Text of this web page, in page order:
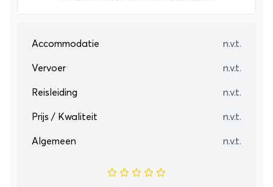
Accommodatie n.v.t.
Vervoer n.v.t.
Reisleiding n.v.t.
Prijs / Kwaliteit n.v.t.
Algemeen n.v.t.